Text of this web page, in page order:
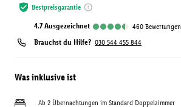
Bestpreisgarantie
4.7 ausgezeichnet 460 Bewertungen
Brauchst du Hilfe? 030 544 455 844
Was inklusive ist
Ab 2 Übernachtungen im Standard Doppelzimmer